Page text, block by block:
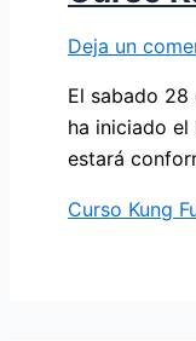
Deja un
El sabado 28
ha iniciado el
estará
Curso Kung